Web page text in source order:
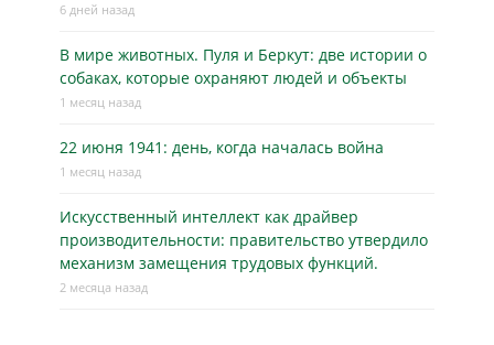
6 дней назад
В мире животных. Пуля и Беркут: две истории о
собаках, которые охраняют людей и объекты
1 месяц назад
22 июня 1941: день, когда началась война
1 месяц назад
Искусственный интеллект как драйвер
производительности: правительство утвердило
механизм замещения трудовых функций.
2 месяца назад